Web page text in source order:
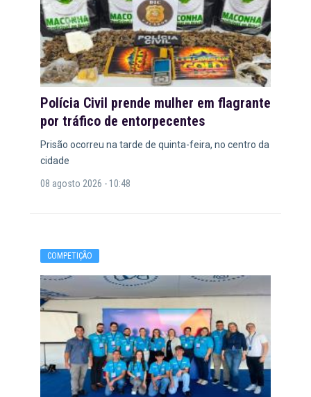
Polícia Civil prende mulher em flagrante
por tráfico de entorpecentes
Prisão ocorreu na tarde de quinta-feira, no centro da
cidade
08 agosto 2026 - 10:48
COMPETIÇÃO